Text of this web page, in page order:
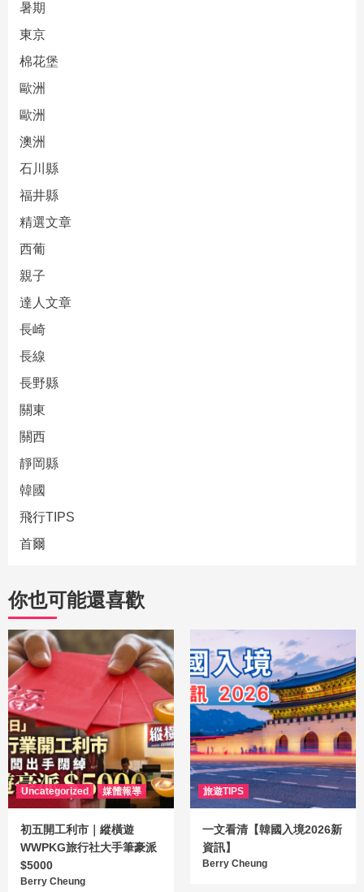
暑期
東京
棉花堡
歐洲
歐洲
澳洲
石川縣
福井縣
精選文章
西葡
親子
達人文章
長崎
長線
長野縣
關東
關西
靜岡縣
韓國
飛行TIPS
首爾
你也可能還喜歡
Uncategorized 媒體報導
初五開工利市｜縱橫遊
WWPKG旅行社大手筆豪派
$5000
Berry Cheung
旅遊TIPS
一文看清【韓國入境2026新
資訊】
Berry Cheung